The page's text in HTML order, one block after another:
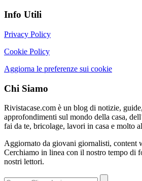
Info Utili
Privacy Policy
Cookie Policy
Aggiorna le preferenze sui cookie
Chi Siamo
Rivistacase.com è un blog di notizie,
approfondimenti sul mondo della casa,
fai da te, bricolage, lavori in casa e molto
Aggiornato da giovani giornalisti, content
Cerchiamo in linea con il nostro tempo di
nostri lettori.